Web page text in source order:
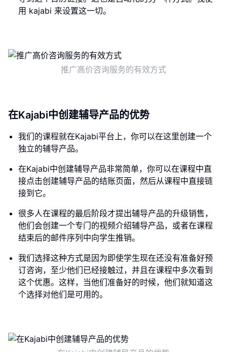
用 kajabi 来设置这一切。
推广高价咨询服务的有效方式
在Kajabi中创建辅导产品的优势
我们的课程就在Kajabi平台上，你可以在这里创建一个
独立的辅导产品。
在Kajabi中创建辅导产品非常简单，你可以在课程中直
接点击创建辅导产品的结账页面，然后从课程中直接链
接到它。
很多人在课程的最后阶段才提出辅导产品的升级销售，
他们会创建一个专门的视频介绍辅导产品，或者在课程
结束后的邮件序列中向学生推销。
我们选择这种方式是因为即使学生现在还没有准备好预
订咨询，至少他们已经接触过，并且在课程中多次看到
这个优惠。这样，当他们准备好的时候，他们就知道这
个选择对他们是可用的。